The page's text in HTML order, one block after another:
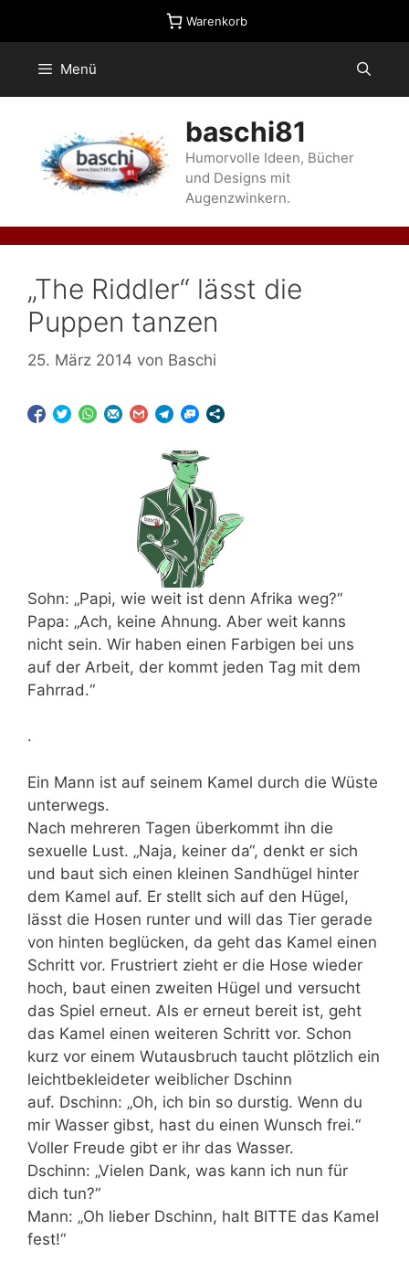
Warenkorb
Menü
baschi81
Humorvolle Ideen, Bücher
und Designs mit
Augenzwinkern.
„The Riddler“ lässt die
Puppen tanzen
25. März 2014 von Baschi
Sohn: „Papi, wie weit ist denn Afrika weg?“
Papa: „Ach, keine Ahnung. Aber weit kanns
nicht sein. Wir haben einen Farbigen bei uns
auf der Arbeit, der kommt jeden Tag mit dem
Fahrrad.“
.
Ein Mann ist auf seinem Kamel durch die Wüste
unterwegs.
Nach mehreren Tagen überkommt ihn die
sexuelle Lust. „Naja, keiner da“, denkt er sich
und baut sich einen kleinen Sandhügel hinter
dem Kamel auf. Er stellt sich auf den Hügel,
lässt die Hosen runter und will das Tier gerade
von hinten beglücken, da geht das Kamel einen
Schritt vor. Frustriert zieht er die Hose wieder
hoch, baut einen zweiten Hügel und versucht
das Spiel erneut. Als er erneut bereit ist, geht
das Kamel einen weiteren Schritt vor. Schon
kurz vor einem Wutausbruch taucht plötzlich ein
leichtbekleideter weiblicher Dschinn
auf. Dschinn: „Oh, ich bin so durstig. Wenn du
mir Wasser gibst, hast du einen Wunsch frei.“
Voller Freude gibt er ihr das Wasser.
Dschinn: „Vielen Dank, was kann ich nun für
dich tun?“
Mann: „Oh lieber Dschinn, halt BITTE das Kamel
fest!“